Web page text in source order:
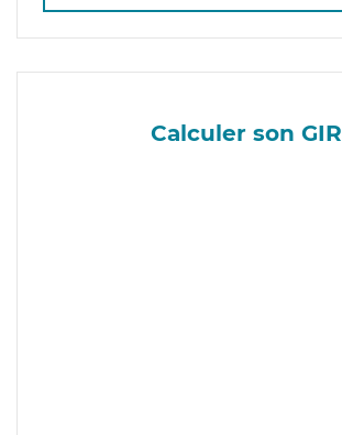
Calculer son GIR